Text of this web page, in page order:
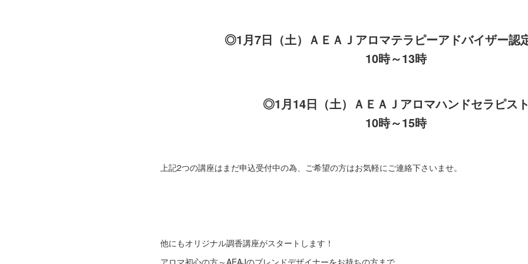
◎1月7日（土）ＡＥＡＪアロマテラピーアドバイザー認
10時～13時
◎1月14日（土）ＡＥＡＪアロマハンドセラピスト
10時～15時
上記2つの講座はまだ申込受付中の為、ご希望の方はお気軽にご連絡下さいませ。
他にもオリジナル調香講座がスタートします！